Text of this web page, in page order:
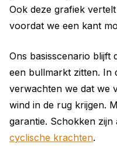
Ook deze grafiek
voordat we een kant
Ons basisscenario blijft
een bullmarkt zitten. In
verwachten we dat we
wind in de rug krijgen.
garantie. Schokken zijn
cyclische krachten.